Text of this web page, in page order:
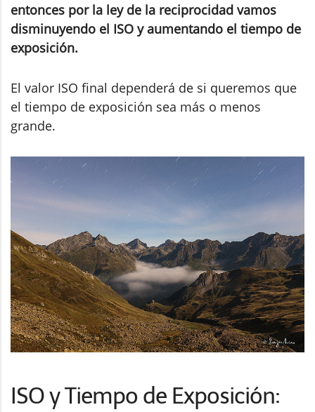
entonces por la ley de la reciprocidad vamos
disminuyendo el ISO y aumentando el tiempo de
exposición.
El valor ISO final dependerá de si queremos que
el tiempo de exposición sea más o menos
grande.
ISO y Tiempo de Exposición: